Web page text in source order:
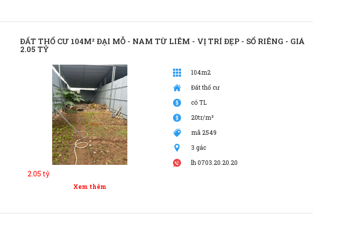
ĐẤT THỔ CƯ 104M² ĐẠI MỖ - NAM TỪ LIÊM - VỊ TRÍ ĐẸP - SỔ RIÊNG - GIÁ
2.05 TỶ
2.05 tỷ
Xem thêm
104m2
Đất thổ cư
có TL
20tr/m²
mã 2549
3 gác
lh 0703.20.20.20